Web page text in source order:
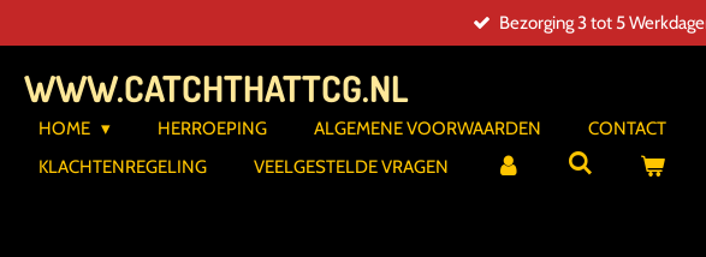
direct
naar
de
hoofdinhoud
Bezorging 3 tot 5
WWW.CATCHTHATTCG.NL
HOME HERROEPING ALGEMENE VOORWAARDEN CONTACT
KLACHTENREGELING
VEELGESTELDE VRAGEN